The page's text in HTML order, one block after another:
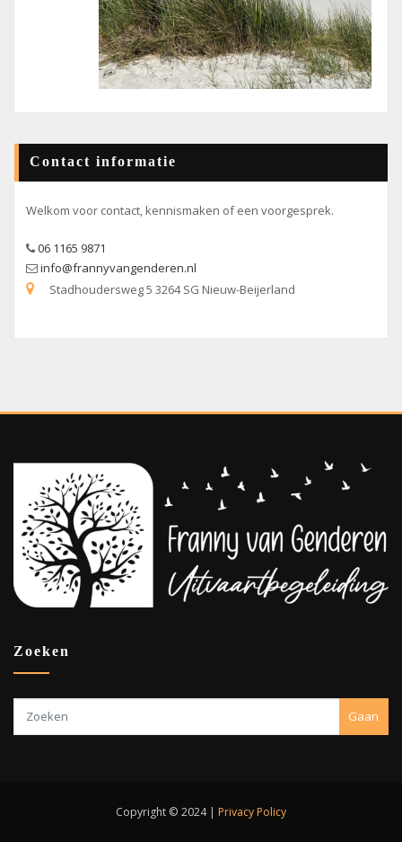
Contact informatie
Welkom voor contact, kennismaken of een voorgesprek.
06 1165 9871
info@frannyvangenderen.nl
Stadhoudersweg 5 3264 SG Nieuw-Beijerland
Zoeken
Gaan
Copyright © 2024 | Privacy Policy